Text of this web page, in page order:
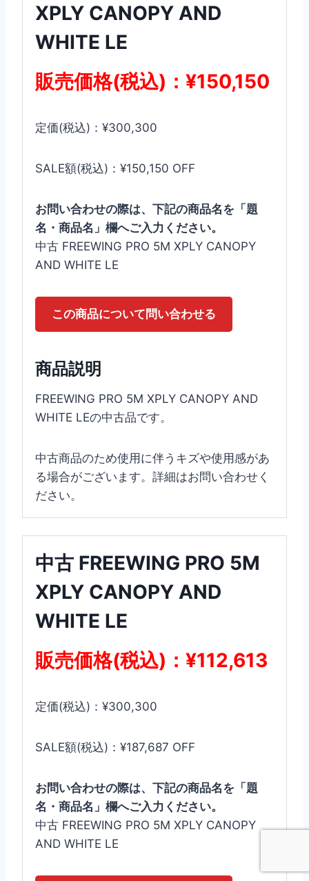
XPLY CANOPY AND
WHITE LE
販売価格(税込)：¥150,150
定価(税込)：¥300,300
SALE額(税込)：¥150,150 OFF
お問い合わせの際は、下記の商品名を「題
名・商品名」欄へご入力ください。
中古 FREEWING PRO 5M XPLY CANOPY
AND WHITE LE
この商品について問い合わせる
商品説明
FREEWING PRO 5M XPLY CANOPY AND
WHITE LEの中古品です。
中古商品のため使用に伴うキズや使用感があ
る場合がございます。詳細はお問い合わせく
ださい。
中古 FREEWING PRO 5M
XPLY CANOPY AND
WHITE LE
販売価格(税込)：¥112,613
定価(税込)：¥300,300
SALE額(税込)：¥187,687 OFF
お問い合わせの際は、下記の商品名を「題
名・商品名」欄へご入力ください。
中古 FREEWING PRO 5M XPLY CANOPY
AND WHITE LE